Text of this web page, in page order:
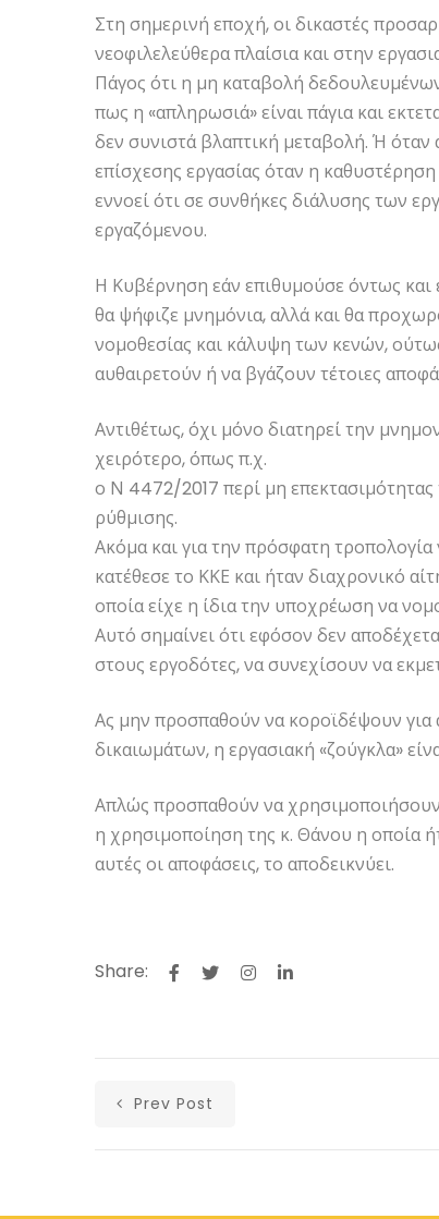
Στη σημερινή εποχή, οι δικαστές
νεοφιλελεύθερα πλαίσια και στην
Πάγος ότι η μη καταβολή
πως η «απληρωσιά» είναι πάγια και
δεν συνιστά βλαπτική μεταβολή. Ή όταν
επίσχεσης εργασίας όταν η
εννοεί ότι σε συνθήκες διάλυσης των
εργαζόμενου.
Η Κυβέρνηση εάν επιθυμούσε όντως και
θα ψήφιζε μνημόνια, αλλά και θα
νομοθεσίας και κάλυψη των κενών,
αυθαιρετούν ή να βγάζουν τέτοιες
Αντιθέτως, όχι μόνο διατηρεί την
χειρότερο, όπως π.χ.
ο Ν 4472/2017 περί μη
ρύθμισης.
Ακόμα και για την πρόσφατη
κατέθεσε το ΚΚΕ και ήταν διαχρονικό
οποία είχε η ίδια την υποχρέωση να
Αυτό σημαίνει ότι εφόσον δεν
στους εργοδότες, να συνεχίσουν να
Ας μην προσπαθούν να κοροϊδέψουν
δικαιωμάτων, η εργασιακή «ζούγκλα»
Απλώς προσπαθούν να
η χρησιμοποίηση της κ. Θάνου η οποία
αυτές οι αποφάσεις, το αποδεικνύει.
Share:
Prev Post